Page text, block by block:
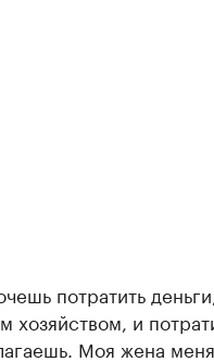
потратить
хозяйством, и
Моя жена